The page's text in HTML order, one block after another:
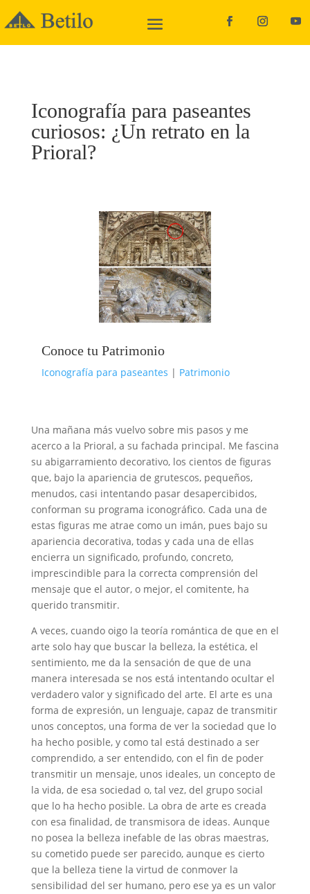
Iconografía para paseantes
curiosos: ¿Un retrato en la
Prioral?
Conoce tu Patrimonio
Iconografía para paseantes | Patrimonio
Una mañana más vuelvo sobre mis pasos y me
acerco a la Prioral, a su fachada principal. Me fascina
su abigarramiento decorativo, los cientos de figuras
que, bajo la apariencia de grutescos, pequeños,
menudos, casi intentando pasar desapercibidos,
conforman su programa iconográfico. Cada una de
estas figuras me atrae como un imán, pues bajo su
apariencia decorativa, todas y cada una de ellas
encierra un significado, profundo, concreto,
imprescindible para la correcta comprensión del
mensaje que el autor, o mejor, el comitente, ha
querido transmitir.
A veces, cuando oigo la teoría romántica de que en el
arte solo hay que buscar la belleza, la estética, el
sentimiento, me da la sensación de que de una
manera interesada se nos está intentando ocultar el
verdadero valor y significado del arte. El arte es una
forma de expresión, un lenguaje, capaz de transmitir
unos conceptos, una forma de ver la sociedad que lo
ha hecho posible, y como tal está destinado a ser
comprendido, a ser entendido, con el fin de poder
transmitir un mensaje, unos ideales, un concepto de
la vida, de esa sociedad o, tal vez, del grupo social
que lo ha hecho posible. La obra de arte es creada
con esa finalidad, de transmisora de ideas. Aunque
no posea la belleza inefable de las obras maestras,
su cometido puede ser parecido, aunque es cierto
que la belleza tiene la virtud de conmover la
sensibilidad del ser humano, pero ese ya es un valor